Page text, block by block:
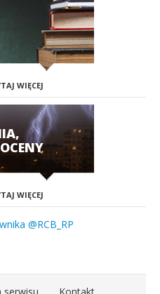
WIĘCEJ
WIĘCEJ
@RCB_RP